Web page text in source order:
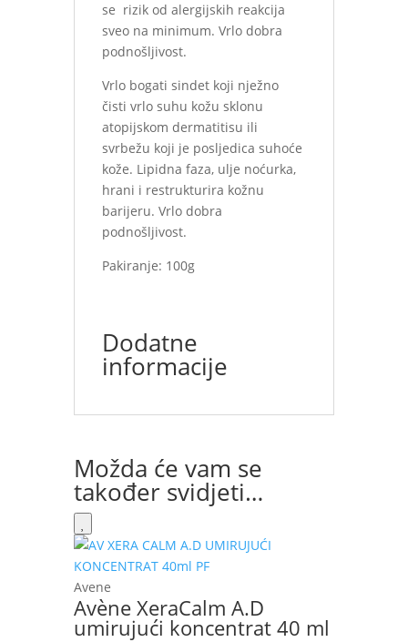
se rizik od alergijskih reakcija
sveo na minimum. Vrlo dobra
podnošljivost.
Vrlo bogati sindet koji nježno
čisti vrlo suhu kožu sklonu
atopijskom dermatitisu ili
svrbežu koji je posljedica suhoće
kože. Lipidna faza, ulje noćurka,
hrani i restrukturira kožnu
barijeru. Vrlo dobra
podnošljivost.
Pakiranje: 100g
Dodatne
informacije
Možda će vam se
također svidjeti…
Avene
Avène XeraCalm A.D
umirujući koncentrat 40 ml